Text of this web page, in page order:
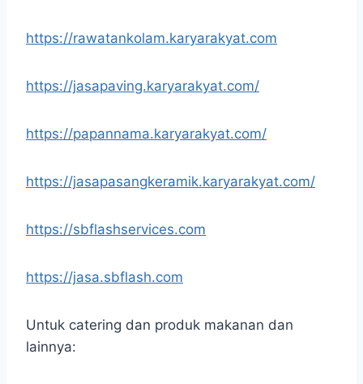
https://rawatankolam.karyarakyat.com
https://jasapaving.karyarakyat.com/
https://papannama.karyarakyat.com/
https://jasapasangkeramik.karyarakyat.com/
https://sbflashservices.com
https://jasa.sbflash.com
Untuk catering dan produk makanan dan
lainnya: